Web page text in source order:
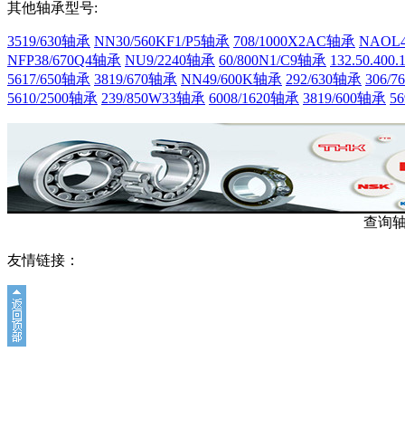
其他轴承型号:
3519/630轴承 NN30/560KF1/P5轴承 708/1000X2AC轴承
NFP38/670Q4轴承 NU9/2240轴承 60/800N1/C9轴承
5617/650轴承 3819/670轴承 NN49/600K轴承 292/630轴承 306/
5610/2500轴承 239/850W33轴承 6008/1620轴承 3819/600轴承
查询
友情链接：